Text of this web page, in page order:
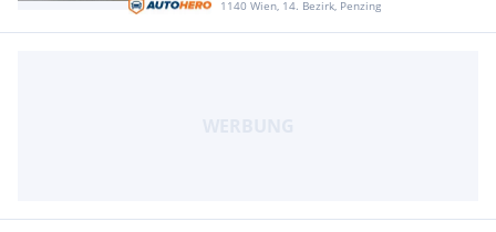
1140 Wien, 14. Bezirk, Penzing